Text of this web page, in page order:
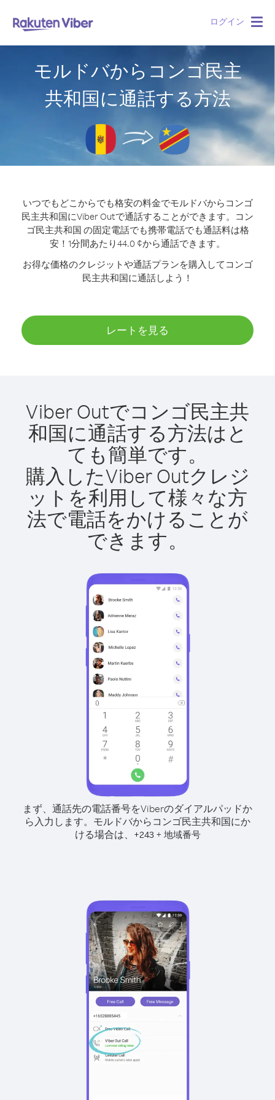
ログイン
モルドバからコンゴ民主
共和国に通話する方法
いつでもどこからでも格安の料金でモルドバからコンゴ
民主共和国にViber Outで通話することができます。
コン
ゴ民主共和国 の固定電話でも携帯電話でも通話料は格
安！1分間あたり44.0 ¢から通話できます。
お得な価格のクレジットや通話プランを購入してコンゴ
民主共和国に通話しよう！
レートを見る
Viber Outでコンゴ民主共
和国に通話する方法はと
ても簡単です。
購入したViber Outクレジ
ットを利用して様々な方
法で電話をかけることが
できます。
まず、通話先の電話番号をViberのダイアルパッドか
ら入力します。 モルドバからコンゴ民主共和国にか
ける場合は、
+243+ 地域番号